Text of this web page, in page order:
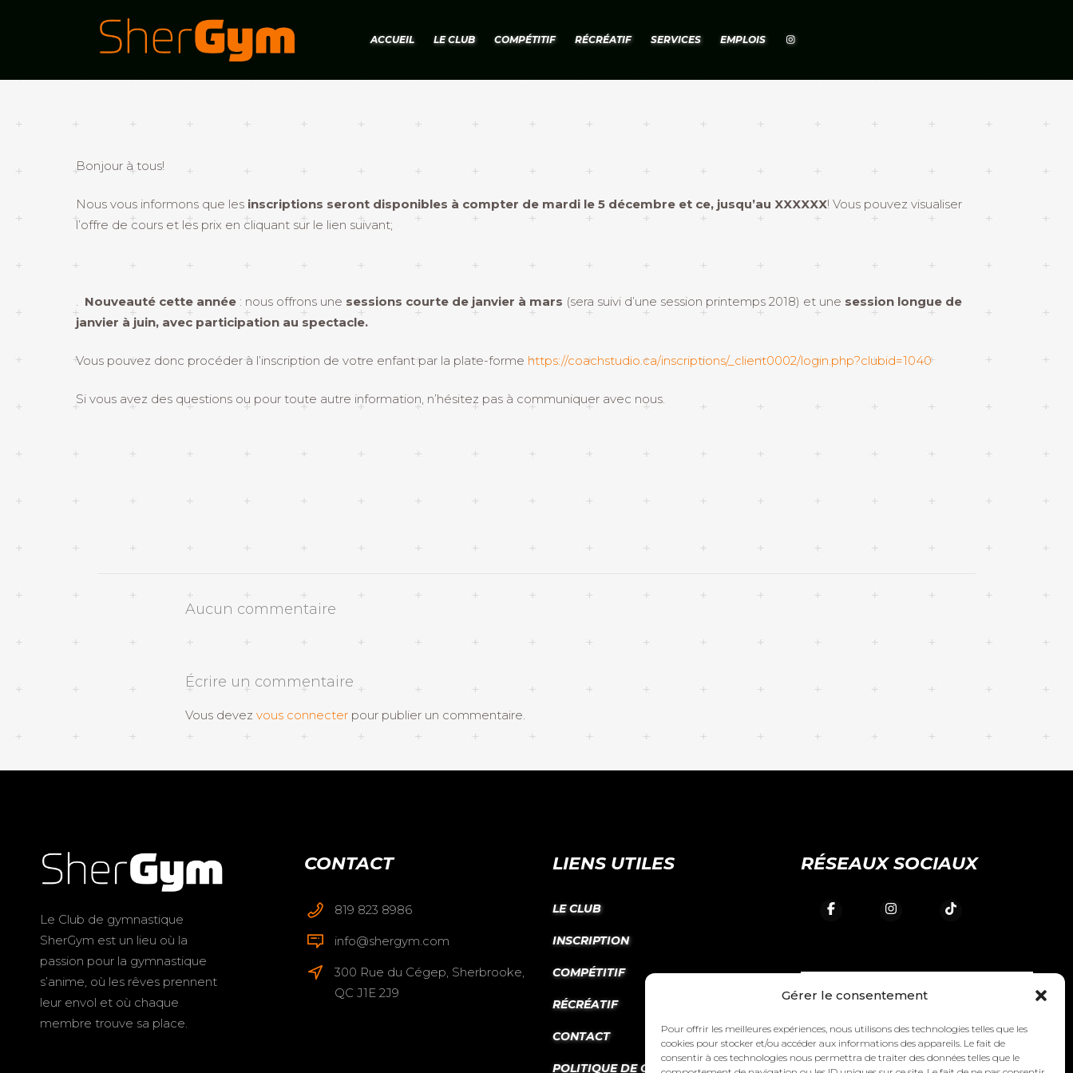
Gérer le consentement
Pour offrir les meilleures expériences, nous utilisons des technologies telles que les
cookies pour stocker et/ou accéder aux informations des appareils. Le fait de
consentir à ces technologies nous permettra de traiter des données telles que le
ACCUEIL LE CLUB COMPÉTITIF RÉCRÉATIF SERVICES EMPLOIS
Bonjour à tous!
Nous vous informons que les inscriptions seront disponibles à compter de mardi le 5 décembre et ce, jusqu’au XXXXXX! Vous pouvez visualiser
l’offre de cours et les prix en cliquant sur le lien suivant;
. Nouveauté cette année : nous offrons une sessions courte de janvier à mars (sera suivi d’une session printemps 2018) et une session longue de
janvier à juin, avec participation au spectacle.
Vous pouvez donc procéder à l’inscription de votre enfant par la plate-forme https://coachstudio.ca/inscriptions/_client0002/login.php?clubid=1040
Si vous avez des questions ou pour toute autre information, n’hésitez pas à communiquer avec nous.
Aucun commentaire
Écrire un commentaire
Vous devez vous connecter pour publier un commentaire.
Le Club de gymnastique
SherGym est un lieu où la
passion pour la gymnastique
s’anime, où les rêves prennent
leur envol et où chaque
membre trouve sa place.
CONTACT
819 823 8986
info@shergym.com
300 Rue du Cégep, Sherbrooke,
QC J1E 2J9
LIENS UTILES
LE CLUB
INSCRIPTION
COMPÉTITIF
RÉCRÉATIF
CONTACT
POLITIQUE DE COOKIES (CA)
RÉSEAUX SOCIAUX